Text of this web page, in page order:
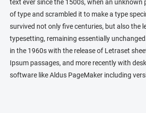
text ever since the 1500s, when an unknown
of type and scrambled it to make a type
survived not only five centuries, but also the
typesetting, remaining essentially
in the 1960s with the release of Letraset
Ipsum passages, and more recently with
software like Aldus PageMaker including